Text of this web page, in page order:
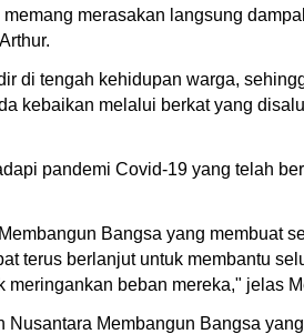
merasakan langsung
di tengah kehidupan warga,
kebaikan melalui berkat yang
pandemi Covid-19 yang telah
Bangsa yang membuat
terus berlanjut untuk membantu
beban mereka," jelas
Membangun Bangsa